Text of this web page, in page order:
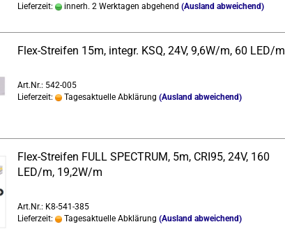
Lieferzeit:
innerh. 2 Werktagen abgehend (Ausland abweichend)
Flex-​Strei­fen 15m, in­te­gr. KSQ, 24V, 9,6W/m, 60 LED/m
Art.Nr.: 542-005
Lieferzeit:
Tagesaktuelle Abklärung (Ausland abweichend)
Flex-​Strei­fen FULL SPEC­TRUM, 5m, CRI95, 24V, 160
LED/m, 19,2W/m
Art.Nr.: K8-541-385
Lieferzeit:
Tagesaktuelle Abklärung (Ausland abweichend)